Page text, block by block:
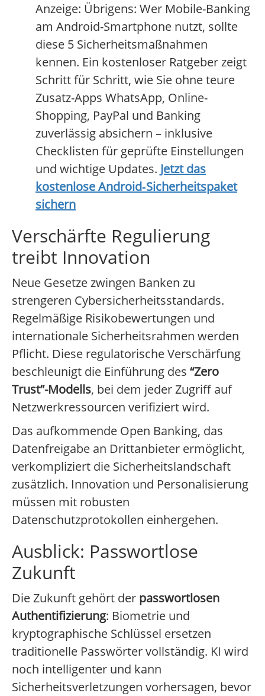
Anzeige: Übrigens: Wer Mobile-Banking
am Android-Smartphone nutzt, sollte
diese 5 Sicherheitsmaßnahmen
kennen. Ein kostenloser Ratgeber zeigt
Schritt für Schritt, wie Sie ohne teure
Zusatz-Apps WhatsApp, Online-
Shopping, PayPal und Banking
zuverlässig absichern – inklusive
Checklisten für geprüfte Einstellungen
und wichtige Updates. Jetzt das
kostenlose Android‑Sicherheitspaket
sichern
Verschärfte Regulierung
treibt Innovation
Neue Gesetze zwingen Banken zu
strengeren Cybersicherheitsstandards.
Regelmäßige Risikobewertungen und
internationale Sicherheitsrahmen werden
Pflicht. Diese regulatorische Verschärfung
beschleunigt die Einführung des “Zero
Trust”-Modells, bei dem jeder Zugriff auf
Netzwerkressourcen verifiziert wird.
Das aufkommende Open Banking, das
Datenfreigabe an Drittanbieter ermöglicht,
verkompliziert die Sicherheitslandschaft
zusätzlich. Innovation und Personalisierung
müssen mit robusten
Datenschutzprotokollen einhergehen.
Ausblick: Passwortlose
Zukunft
Die Zukunft gehört der passwortlosen
Authentifizierung: Biometrie und
kryptographische Schlüssel ersetzen
traditionelle Passwörter vollständig. KI wird
noch intelligenter und kann
Sicherheitsverletzungen vorhersagen, bevor